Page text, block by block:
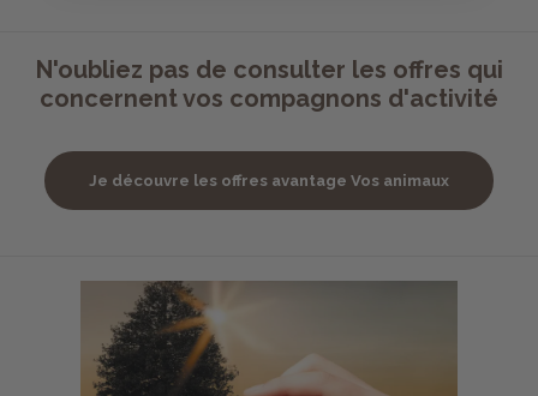
N'oubliez pas de consulter les offres qui
concernent vos compagnons d'activité
Je découvre les offres avantage Vos animaux